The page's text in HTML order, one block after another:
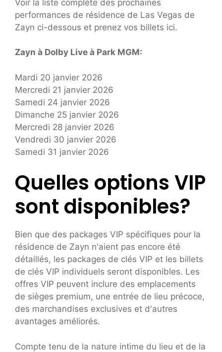
Voir la liste complète des prochaines
performances de résidence de Las Vegas de
Zayn ci-dessous et prenez vos billets ici.
Zayn à Dolby Live à Park MGM:
Mardi 20 janvier 2026
Mercredi 21 janvier 2026
Samedi 24 janvier 2026
Dimanche 25 janvier 2026
Mercredi 28 janvier 2026
Vendredi 30 janvier 2026
Samedi 31 janvier 2026
Quelles options VIP
sont disponibles?
Bien que des packages VIP spécifiques pour la
résidence de Zayn n'aient pas encore été
détaillés, les packages de clés VIP et les billets
de clés VIP individuels seront disponibles. Les
offres VIP peuvent inclure des emplacements
de sièges premium, une entrée de lieu précoce,
des marchandises exclusives et d'autres
avantages améliorés.
Compte tenu de la nature intime du lieu et de la